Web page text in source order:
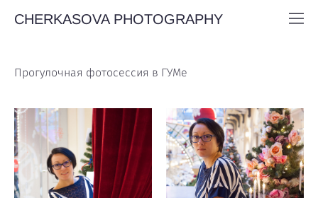
CHERKASOVA PHOTOGRAPHY
Прогулочная фотосессия в ГУМе